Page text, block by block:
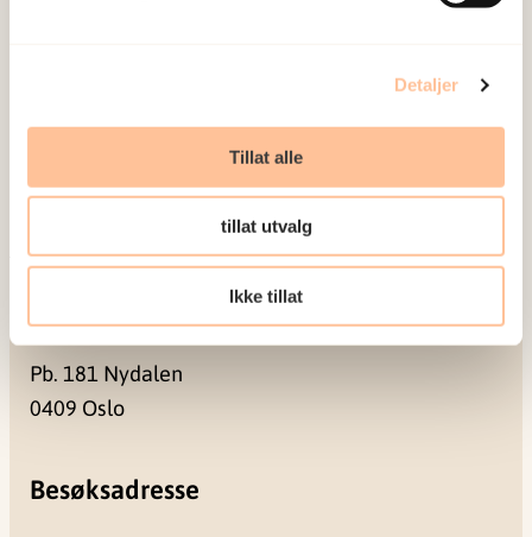
Detaljer
Tillat alle
tillat utvalg
Ikke tillat
Publikasjoner
Seminarer og arrangementer
Meld deg på vårt nyhetsbrev
Pb. 181 Nydalen
0409 Oslo
Besøksadresse